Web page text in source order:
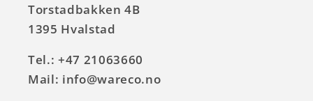
Torstadbakken 4B
1395 Hvalstad
Tel.: +47 21063660
Mail: info@wareco.no